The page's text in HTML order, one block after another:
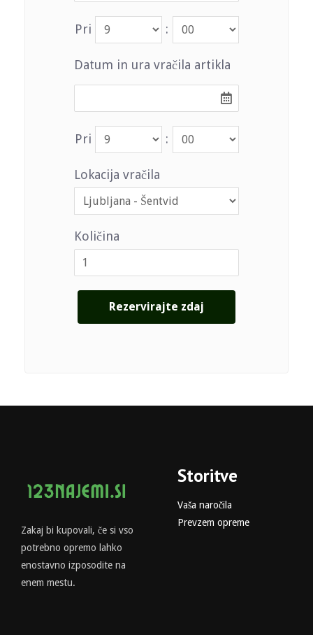
Pri :
Datum in ura vračila artikla
Pri :
Lokacija vračila
Količina
Zakaj bi kupovali, če si vso
potrebno opremo lahko
enostavno izposodite na
enem mestu.
Storitve
Vaša naročila
Prevzem opreme